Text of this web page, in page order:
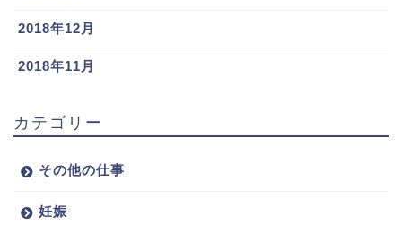
2018年12月
2018年11月
カテゴリー
その他の仕事
妊娠